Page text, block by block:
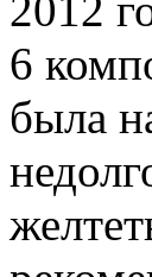
6
была